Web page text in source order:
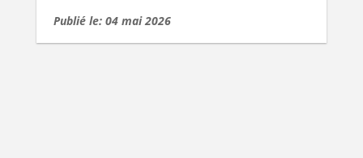
Publié le: 04 mai 2026